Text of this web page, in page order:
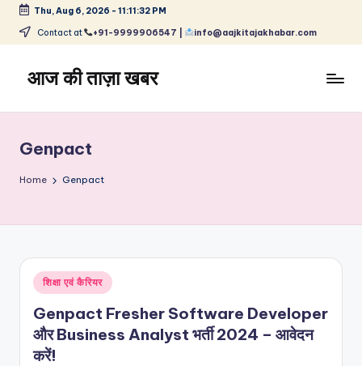
Skip
content
Thu, Aug 6, 2026 - 11:11:32 PM
Contact at +91-9999906547 | info@aajkitajakhabar.com
आज की ताज़ा खबर
ताज़ा
समाचार
–
और
विश्व
Genpact
Home Genpact
Posted
in
शिक्षा एवं कैरियर
Genpact Fresher Software Developer
और Business Analyst भर्ती 2024 – आवेदन
करें!